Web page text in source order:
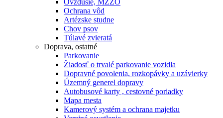
Ovzdušie, MZZO
Ochrana vôd
Artézske studne
Chov psov
Túlavé zvieratá
Doprava, ostatné
Parkovanie
Žiadosť o trvalé parkovanie vozidla
Dopravné povolenia, rozkopávky a uzávierky
Územný generel dopravy
Autobusové karty , cestovné poriadky
Mapa mesta
Kamerový systém a ochrana majetku